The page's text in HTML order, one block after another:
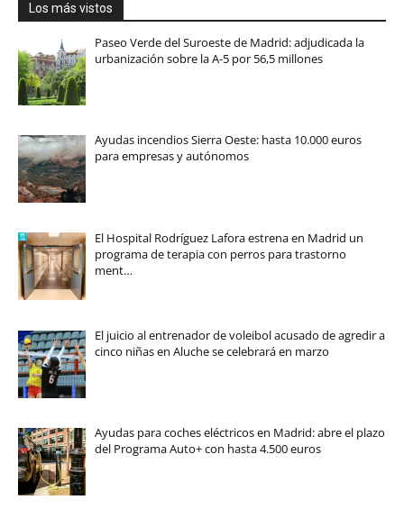
Los más vistos
Paseo Verde del Suroeste de Madrid: adjudicada la
urbanización sobre la A-5 por 56,5 millones
Ayudas incendios Sierra Oeste: hasta 10.000 euros
para empresas y autónomos
El Hospital Rodríguez Lafora estrena en Madrid un
programa de terapia con perros para trastorno
ment…
El juicio al entrenador de voleibol acusado de agredir a
cinco niñas en Aluche se celebrará en marzo
Ayudas para coches eléctricos en Madrid: abre el plazo
del Programa Auto+ con hasta 4.500 euros